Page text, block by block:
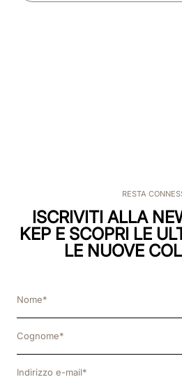
RESTA
ISCRIVITI ALLA
KEP E SCOPRI LE
LE NUOVE